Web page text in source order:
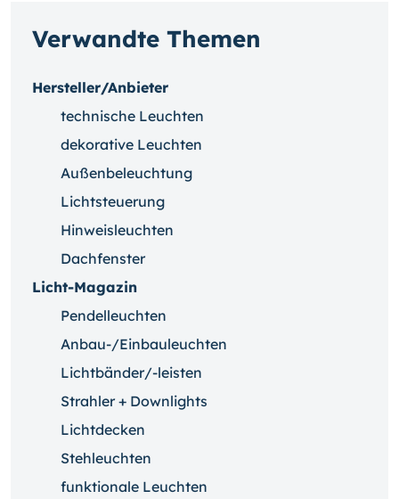
Verwandte Themen
Hersteller/Anbieter
technische Leuchten
dekorative Leuchten
Außenbeleuchtung
Lichtsteuerung
Hinweisleuchten
Dachfenster
Licht-Magazin
Pendelleuchten
Anbau-/Einbauleuchten
Lichtbänder/-leisten
Strahler + Downlights
Lichtdecken
Stehleuchten
funktionale Leuchten